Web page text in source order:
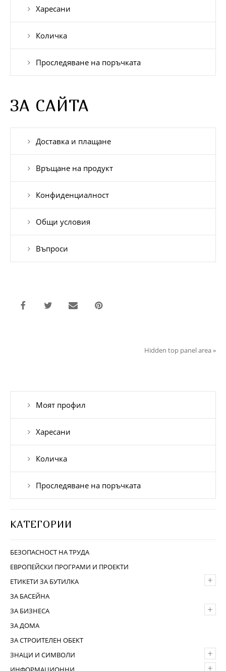
Харесани
Количка
Проследяване на поръчката
ЗА САЙТА
Доставка и плащане
Връщане на продукт
Конфиденциалност
Общи условия
Въпроси
Hidden top panel area»
Моят профил
Харесани
Количка
Проследяване на поръчката
КАТЕГОРИИ
БЕЗОПАСНОСТ НА ТРУДА
ЕВРОПЕЙСКИ ПРОГРАМИ И ПРОЕКТИ
+
ЕТИКЕТИ ЗА БУТИЛКА
ЗА БАСЕЙНА
+
ЗА БИЗНЕСА
ЗА ДОМА
ЗА СТРОИТЕЛЕН ОБЕКТ
+
ЗНАЦИ И СИМВОЛИ
+